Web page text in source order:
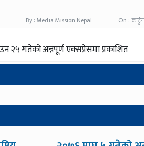
By : Media Mission Nepal On : कार्टुन
२५ गतेको अन्नपूर्ण एक्सप्रेसमा प्रकाशित